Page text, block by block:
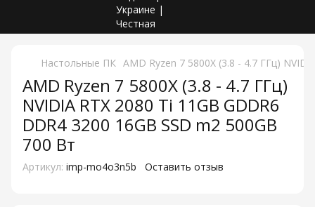
Настольные ПК AMD Ryzen 7 5800X (3.8 - 4.7 ГГц)
AMD Ryzen 7 5800X (3.8 - 4.7 ГГц)
NVIDIA RTX 2080 Ti 11GB GDDR6
DDR4 3200 16GB SSD m2 500GB
700 Вт
Артикул: imp-mo4o3n5b Оставить отзыв